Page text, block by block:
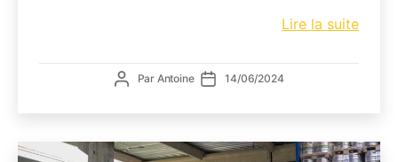
Lire la suite
AuteurPar Antoine Date
14/06/2024